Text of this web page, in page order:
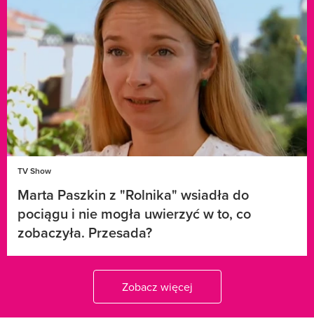
TV Show
Marta Paszkin z "Rolnika" wsiadła do
pociągu i nie mogła uwierzyć w to, co
zobaczyła. Przesada?
Zobacz więcej